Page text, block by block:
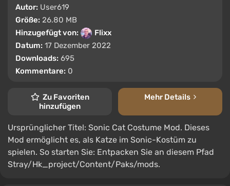
Autor: User619
Größe: 26.80 MB
Hinzugefügt von:
Flixx
Datum: 17 Dezember 2022
Downloads: 695
Kommentare: 0
Zu Favoriten
hinzufügen
Mehr Details
Ursprünglicher Titel: Sonic Cat Costume Mod. Dieses
Mod ermöglicht es, als Katze im Sonic-Kostüm zu
spielen. So starten Sie: Entpacken Sie an diesem Pfad
Stray/Hk_project/Content/Paks/mods.